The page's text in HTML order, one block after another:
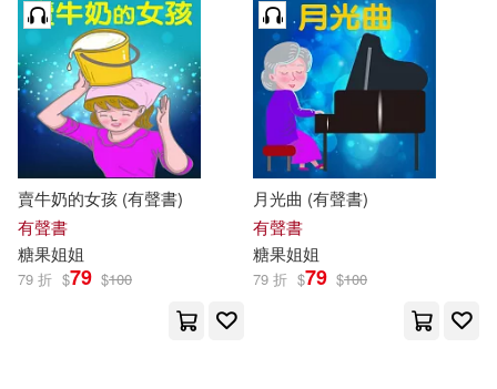
賣牛奶的女孩 (有聲書)
有聲書
糖果姐姐
79 折 $79 $100
月光曲 (有聲書)
有聲書
糖果姐姐
79 折 $79 $100